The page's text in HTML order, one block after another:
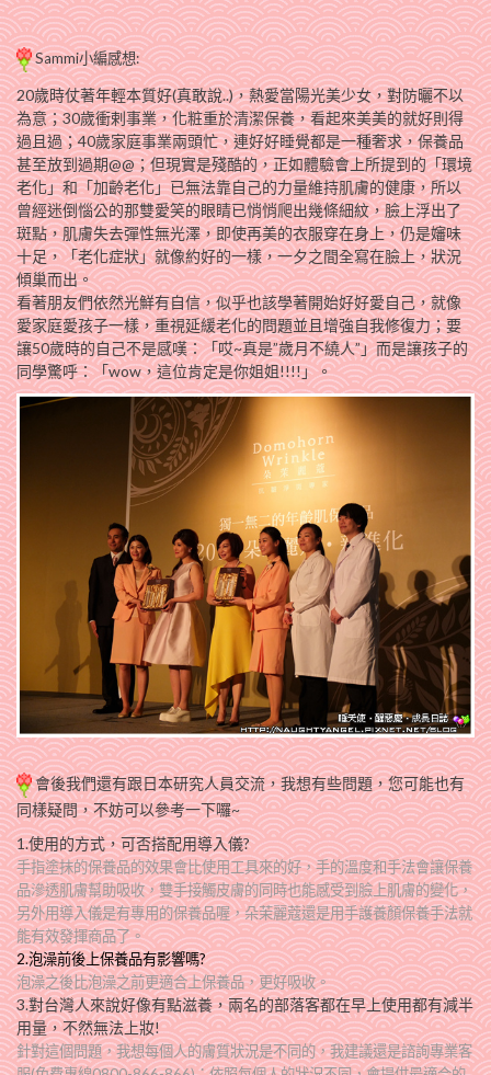
Sammi小編感想:
20歲時仗著年輕本質好(真敢說..)，熱愛當陽光美少女，對防曬不以
為意；30歲衝剌事業，化粧重於清潔保養，看起來美美的就好則得
過且過；40歲家庭事業兩頭忙，連好好睡覺都是一種奢求，保養品
甚至放到過期@@；但現實是殘酷的，正如體驗會上所提到的「環境
老化」和「加齡老化」已無法靠自己的力量維持肌膚的健康，所以
曾經迷倒惱公的那雙愛笑的眼睛已悄悄爬出幾條細紋，臉上浮出了
斑點，肌膚失去彈性無光澤，即使再美的衣服穿在身上，仍是嬸味
十足，「老化症狀」就像約好的一樣，一夕之間全寫在臉上，狀況
傾巢而出。
看著朋友們依然光鮮有自信，似乎也該學著開始好好愛自己，就像
愛家庭愛孩子一樣，重視延緩老化的問題並且增強自我修復力；要
讓50歲時的自己不是感嘆：「哎~真是”歲月不繞人”」而是讓孩子的
同學驚呼：「wow，這位肯定是你姐姐!!!!」。
會後我們還有跟日本研究人員交流，我想有些問題，您可能也有
同樣疑問，不妨可以參考一下囉~
1.使用的方式，可否搭配用導入儀?
手指塗抹的保養品的效果會比使用工具來的好，手的溫度和手法會讓保養
品滲透肌膚幫助吸收，雙手接觸皮膚的同時也能感受到臉上肌膚的變化，
另外用導入儀是有專用的保養品喔，朵茉麗蔻還是用手護養顏保養手法就
能有效發揮商品了。
2.泡澡前後上保養品有影響嗎?
泡澡之後比泡澡之前更適合上保養品，更好吸收。
3.對台灣人來說好像有點滋養，兩名的部落客都在早上使用都有減半
用量，不然無法上妝!
針對這個問題，我想每個人的膚質狀況是不同的，我建議還是諮詢專業客